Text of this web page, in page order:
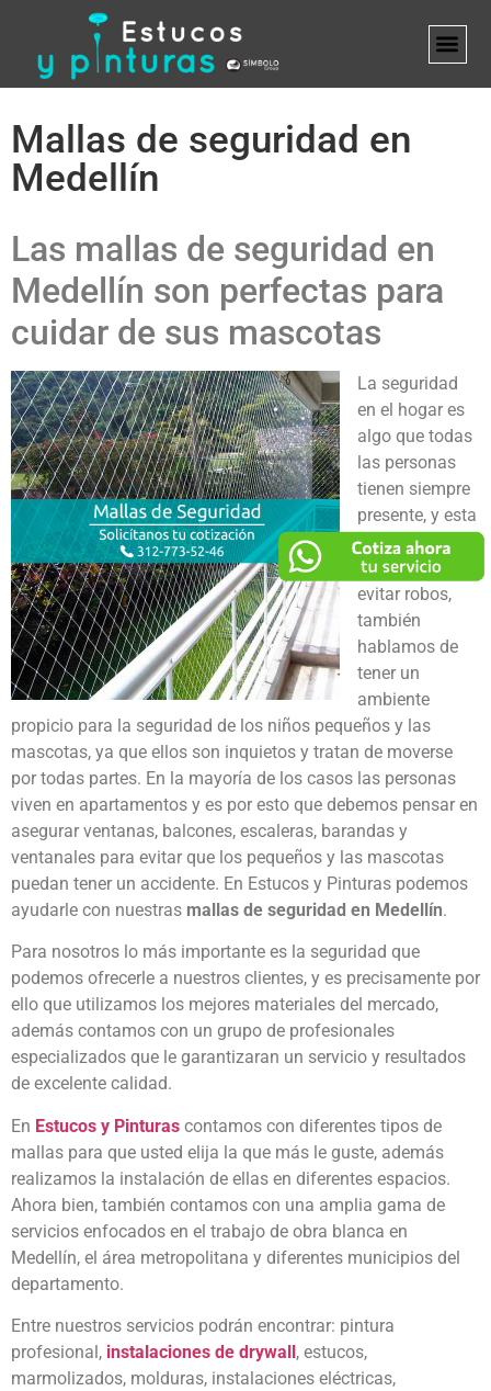
Mallas de seguridad en
Medellín
Las mallas de seguridad en
Medellín son perfectas para
cuidar de sus mascotas
La seguridad
en el hogar es
algo que todas
las personas
tienen siempre
presente, y esta
seguridad no
solo se refiere a
evitar robos,
también
hablamos de
tener un
ambiente
propicio para la seguridad de los niños pequeños y las
mascotas, ya que ellos son inquietos y tratan de moverse
por todas partes. En la mayoría de los casos las personas
viven en apartamentos y es por esto que debemos pensar en
asegurar ventanas, balcones, escaleras, barandas y
ventanales para evitar que los pequeños y las mascotas
puedan tener un accidente. En Estucos y Pinturas podemos
ayudarle con nuestras mallas de seguridad en Medellín.
Para nosotros lo más importante es la seguridad que
podemos ofrecerle a nuestros clientes, y es precisamente por
ello que utilizamos los mejores materiales del mercado,
además contamos con un grupo de profesionales
especializados que le garantizaran un servicio y resultados
de excelente calidad.
En Estucos y Pinturas contamos con diferentes tipos de
mallas para que usted elija la que más le guste, además
realizamos la instalación de ellas en diferentes espacios.
Ahora bien, también contamos con una amplia gama de
servicios enfocados en el trabajo de obra blanca en
Medellín, el área metropolitana y diferentes municipios del
departamento.
Entre nuestros servicios podrán encontrar: pintura
profesional, instalaciones de drywall , estucos,
marmolizados, molduras, instalaciones eléctricas,